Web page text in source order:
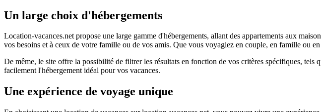
Un large choix d'hébergements
Location-vacances.net propose une large gamme d'hébergements, allant des appartements aux
vos besoins et à ceux de votre famille ou de vos amis. Que vous voyagiez en couple, en famille ou
De même, le site offre la possibilité de filtrer les résultats en fonction de vos critères spécifiques,
facilement l'hébergement idéal pour vos vacances.
Une expérience de voyage unique